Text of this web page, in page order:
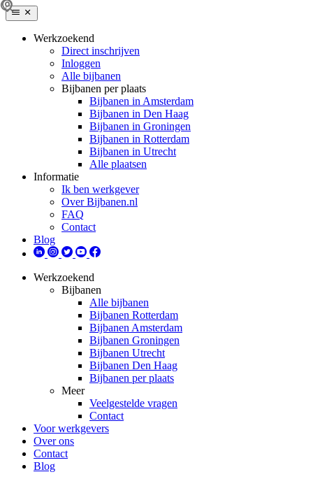
Werkzoekend
Direct inschrijven
Inloggen
Alle bijbanen
Bijbanen per plaats
Bijbanen in Amsterdam
Bijbanen in Den Haag
Bijbanen in Groningen
Bijbanen in Rotterdam
Bijbanen in Utrecht
Alle plaatsen
Informatie
Ik ben werkgever
Over Bijbanen.nl
FAQ
Contact
Blog
Werkzoekend
Bijbanen
Alle bijbanen
Bijbanen Rotterdam
Bijbanen Amsterdam
Bijbanen Groningen
Bijbanen Utrecht
Bijbanen Den Haag
Bijbanen per plaats
Meer
Veelgestelde vragen
Contact
Voor werkgevers
Over ons
Contact
Blog